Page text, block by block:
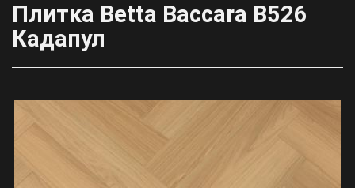
Плитка Betta Baccara B526
Кадапул